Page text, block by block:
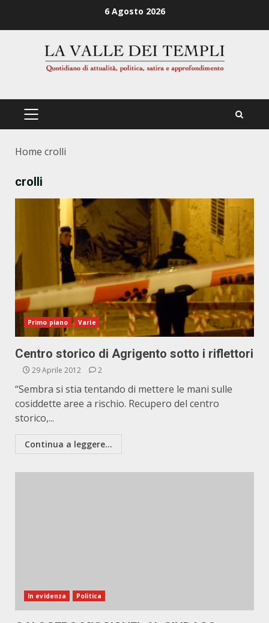
6 Agosto 2026
PRIMÄRES
Home crolli
crolli
Primo piano Varie
Centro storico di Agrigento sotto i riflettori
29 Aprile 2012 2
“Sembra si stia tentando di mettere le mani sulle
cosiddette aree a rischio. Recupero del centro
storico,...
Continua a leggere...
In evidenza Politica